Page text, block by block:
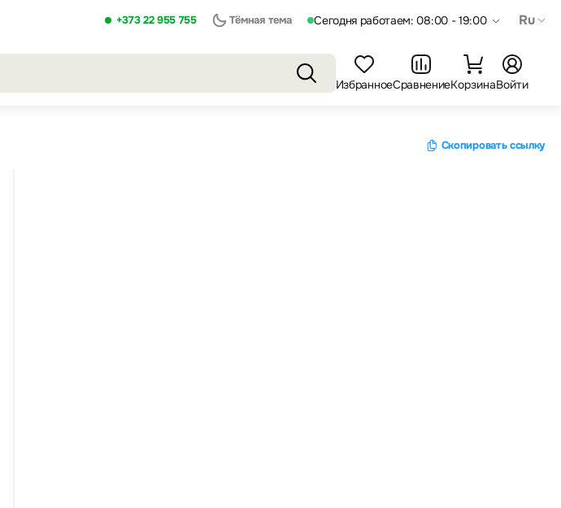
+373 22 955 755 Тёмная тема Сегодня работаем: 08:00 - 19:00 Ru
ИзбранноеСравнениеКорзинаВойти
Скопировать ссылку